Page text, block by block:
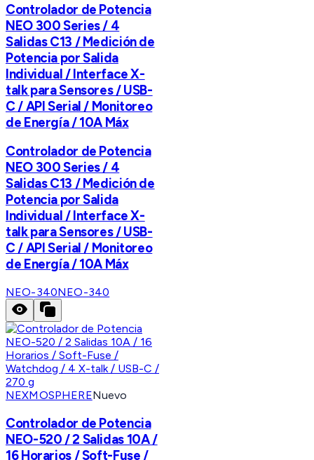
Controlador de Potencia
NEO 300 Series / 4
Salidas C13 / Medición de
Potencia por Salida
Individual / Interface X-
talk para Sensores / USB-
C / API Serial / Monitoreo
de Energía / 10A Máx
Controlador de Potencia
NEO 300 Series / 4
Salidas C13 / Medición de
Potencia por Salida
Individual / Interface X-
talk para Sensores / USB-
C / API Serial / Monitoreo
de Energía / 10A Máx
NEO-340NEO-340
NEXMOSPHERENuevo
Controlador de Potencia
NEO-520 / 2 Salidas 10A /
16 Horarios / Soft-Fuse /